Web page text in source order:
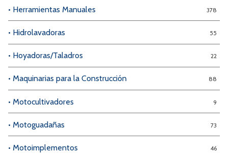
• Herramientas Manuales 378
• Hidrolavadoras 55
• Hoyadoras/Taladros 22
• Maquinarias para la Construcción 88
• Motocultivadores 9
• Motoguadañas 73
• Motoimplementos 46